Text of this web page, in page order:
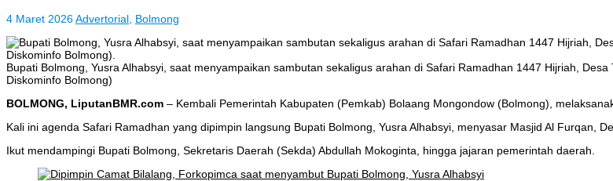
4 Maret 2026Advertorial Bolmong
Bupati Bolmong, Yusra Alhabsyi, saat menyampaikan sambutan sekaligus arahan di Safari Ramadhan 1447 Hijriah,
Diskominfo Bolmong)
BOLMONG, LiputanBMR.com – Kembali Pemerintah Kabupaten (Pemkab) Bolaang Mongondow (Bolmong),
Kali ini agenda Safari Ramadhan yang dipimpin langsung Bupati Bolmong, Yusra Alhabsyi, menyasar Masjid Al Furqan,
Ikut mendampingi Bupati Bolmong, Sekretaris Daerah (Sekda) Abdullah Mokoginta, hingga jajaran pemerintah daerah.